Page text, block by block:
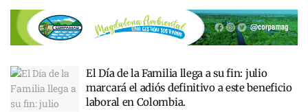
El Día de la Familia llega a su fin: julio
marcará el adiós definitivo a este beneficio
laboral en Colombia.